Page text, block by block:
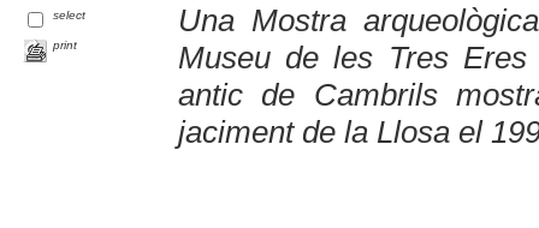
select
print
Una Mostra
Museu de les Tres
antic de Cambrils
jaciment de la Llosa el